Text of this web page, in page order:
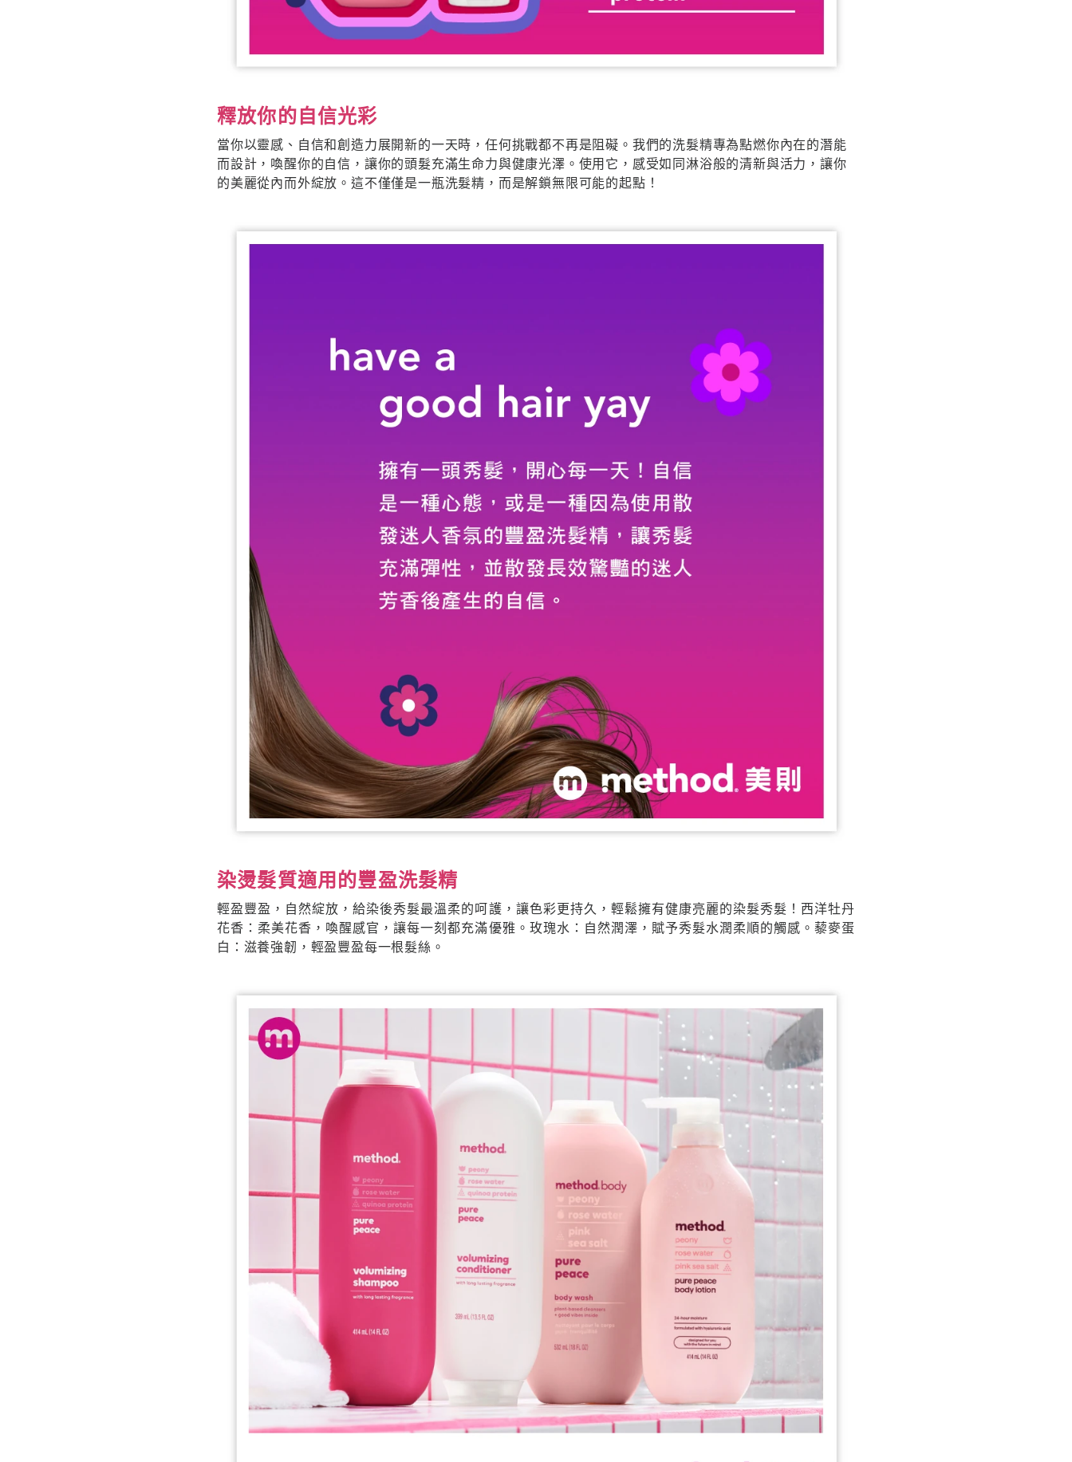
釋放你的自信光彩
當你以靈感、自信和創造力展開新的一天時，任何挑戰都不再是阻礙。我們的洗髮精專為點燃你內在的潛能
而設計，喚醒你的自信，讓你的頭髮充滿生命力與健康光澤。使用它，感受如同淋浴般的清新與活力，讓你
的美麗從內而外綻放。這不僅僅是一瓶洗髮精，而是解鎖無限可能的起點！
染燙髮質適用的豐盈洗髮精
輕盈豐盈，自然綻放，給染後秀髮最溫柔的呵護，讓色彩更持久，輕鬆擁有健康亮麗的染髮秀髮！西洋牡丹
花香：柔美花香，喚醒感官，讓每一刻都充滿優雅。玫瑰水：自然潤澤，賦予秀髮水潤柔順的觸感。藜麥蛋
白：滋養強韌，輕盈豐盈每一根髮絲。